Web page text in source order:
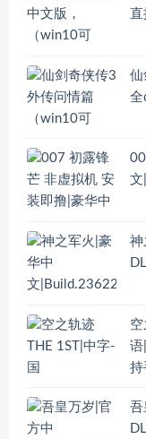
仙
全
文
神
空
语
持
吾